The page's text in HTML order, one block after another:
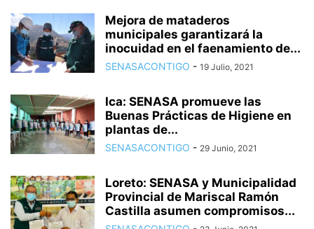
Mejora de mataderos
municipales garantizará la
inocuidad en el faenamiento de...
SENASACONTIGO - 19 Julio, 2021
Ica: SENASA promueve las
Buenas Prácticas de Higiene en
plantas de...
SENASACONTIGO - 29 Junio, 2021
Loreto: SENASA y Municipalidad
Provincial de Mariscal Ramón
Castilla asumen compromisos...